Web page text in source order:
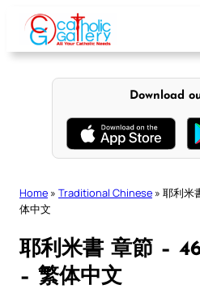
content
Download
Home » Traditional Chinese » 耶利米
体中文
耶利米書 章節 –
– 繁体中文